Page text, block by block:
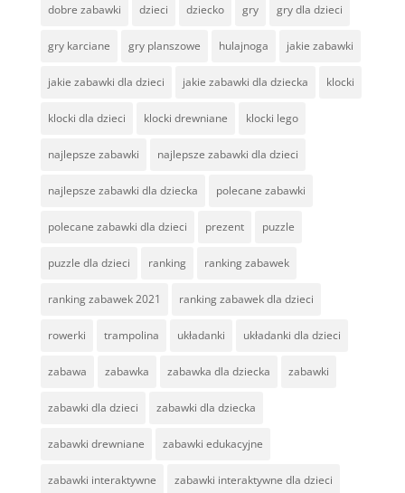
dobre zabawki dzieci dziecko gry gry dla dzieci
gry karciane gry planszowe hulajnoga jakie zabawki
jakie zabawki dla dzieci jakie zabawki dla dziecka klocki
klocki dla dzieci klocki drewniane klocki lego
najlepsze zabawki najlepsze zabawki dla dzieci
najlepsze zabawki dla dziecka polecane zabawki
polecane zabawki dla dzieci prezent puzzle
puzzle dla dzieci ranking ranking zabawek
ranking zabawek 2021 ranking zabawek dla dzieci
rowerki trampolina układanki układanki dla dzieci
zabawa zabawka zabawka dla dziecka zabawki
zabawki dla dzieci zabawki dla dziecka
zabawki drewniane zabawki edukacyjne
zabawki interaktywne zabawki interaktywne dla dzieci